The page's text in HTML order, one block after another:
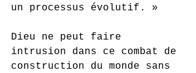
un processus évolutif. »
Dieu ne peut faire
intrusion dans ce combat de
construction du monde sans